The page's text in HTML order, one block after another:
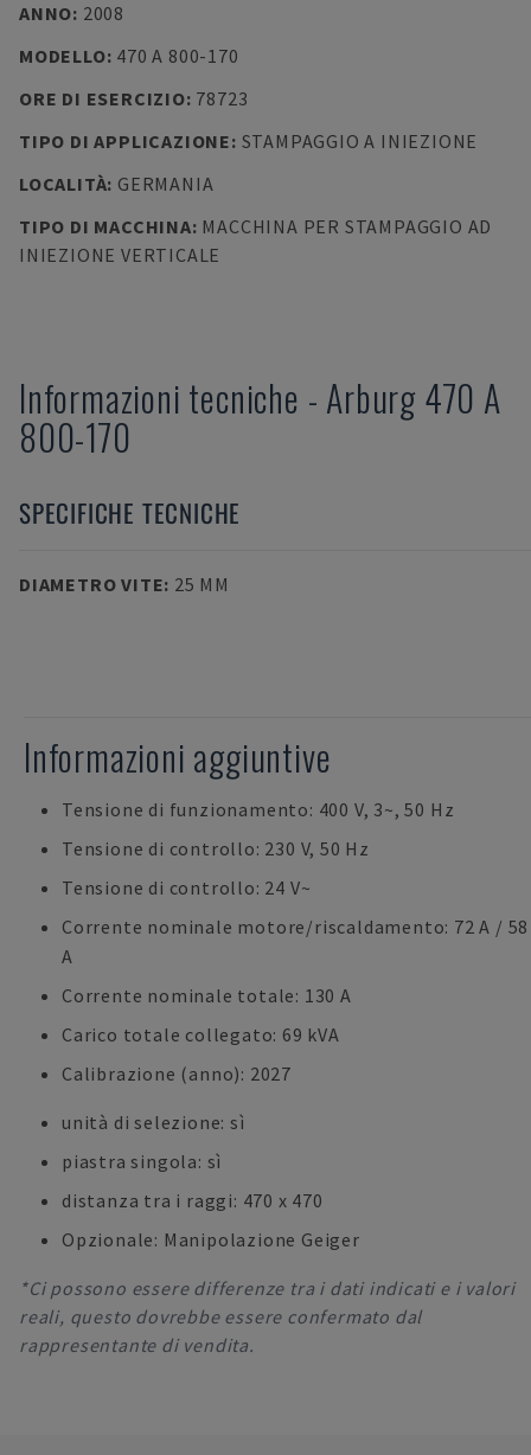
ANNO: 2008
MODELLO: 470 A 800-170
ORE DI ESERCIZIO: 78723
TIPO DI APPLICAZIONE: STAMPAGGIO A INIEZIONE
LOCALITÀ: GERMANIA
TIPO DI MACCHINA: MACCHINA PER STAMPAGGIO AD
INIEZIONE VERTICALE
Informazioni tecniche - Arburg470 A
800-170
SPECIFICHE TECNICHE
DIAMETRO VITE: 25 MM
Informazioni aggiuntive
Tensione di funzionamento: 400 V, 3~, 50 Hz
Tensione di controllo: 230 V, 50 Hz
Tensione di controllo: 24 V~
Corrente nominale motore/riscaldamento: 72 A / 58
A
Corrente nominale totale: 130 A
Carico totale collegato: 69 kVA
Calibrazione (anno): 2027
unità di selezione: sì
piastra singola: sì
distanza tra i raggi: 470 x 470
Opzionale: Manipolazione Geiger
*Ci possono essere differenze tra i dati indicati e i valori
reali, questo dovrebbe essere confermato dal
rappresentante di vendita.